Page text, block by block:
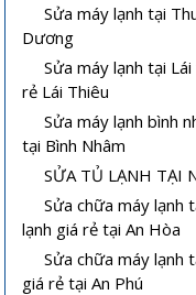
Sửa máy lạnh tại
Dương
Sửa máy lạnh tại
rẻ Lái Thiêu
Sửa máy lạnh bình
tại Bình Nhâm
SỬA TỦ LẠNH TẠI
Sửa chữa máy lạnh
lạnh giá rẻ tại An Hòa
Sửa chữa máy lạnh
giá rẻ tại An Phú